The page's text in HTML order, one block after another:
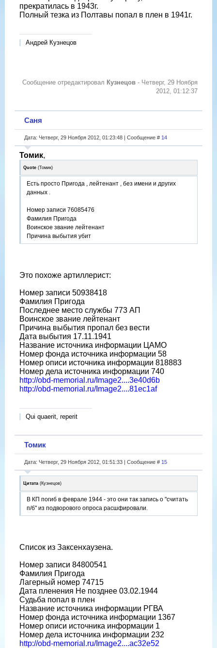
прекратилась в 1943г.
Полный тезка из Полтавы попал в плен в 1941г.
Андрей Кузнецов
Сообщение отредактировал Кузнецов - Четверг, 29 Ноября
2012, 01:12:37
Саня
Дата: Четверг, 29 Ноября 2012, 01:23:48 | Сообщение # 14
Томик,
Quote (Томик)
Есть просто Пригода , лейтенант , без имени и других
данных .
Номер записи 76085476
Фамилия Пригода
Воинское звание лейтенант
Причина выбытия убит
Это похоже артиллерист:
Номер записи 50938418
Фамилия Пригода
Последнее место службы 773 АП
Воинское звание лейтенант
Причина выбытия пропал без вести
Дата выбытия 17.11.1941
Название источника информации ЦАМО
Номер фонда источника информации 58
Номер описи источника информации 818883
Номер дела источника информации 740
http://obd-memorial.ru/Image2....3e40d6b
http://obd-memorial.ru/Image2....81ec1af
Qui quaerit, reperit
Томик
Дата: Четверг, 29 Ноября 2012, 01:51:33 | Сообщение # 15
Цитата (Кузнецов)
В КП погиб в феврале 1944 - это они так запись о "считать
п/б" из подворового опроса расшфировали.
Список из Заксенхаузена.
Номер записи 84800541
Фамилия Пригода
Лагерный номер 74715
Дата пленения Не позднее 03.02.1944
Судьба попал в плен
Название источника информации РГВА
Номер фонда источника информации 1367
Номер описи источника информации 1
Номер дела источника информации 232
http://obd-memorial.ru/Image2....ac32e52